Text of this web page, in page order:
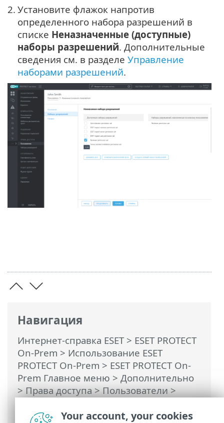
Навигация
Интернет-справка ESET> ESET PROTECT
On-Prem > Использование ESET
PROTECT On-Prem > ESET PROTECT On-
Prem Главное меню > Дополнительно
>Права доступа>Пользователи>
разрешений
2. Установите флажок напротив
определенного набора разрешений в
списке Неназначенные (доступные)
наборы разрешений. Дополнительные
сведения см. в разделе Управление
наборами разрешений.
Your account, your cookies